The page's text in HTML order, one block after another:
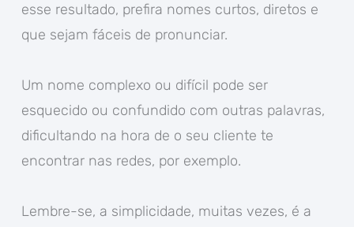
esse resultado, prefira nomes curtos, diretos e
que sejam fáceis de pronunciar.
Um nome complexo ou difícil pode ser
esquecido ou confundido com outras palavras,
dificultando na hora de o seu cliente te
encontrar nas redes, por exemplo.
Lembre-se, a simplicidade, muitas vezes, é a